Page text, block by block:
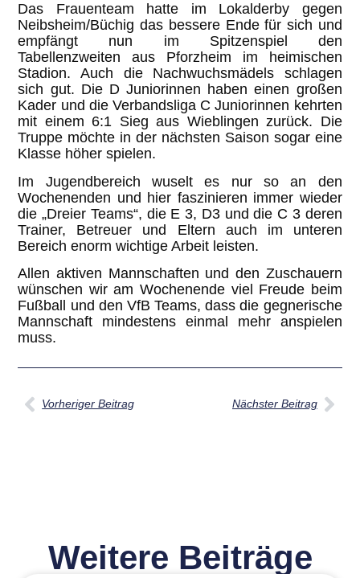
Das Frauenteam hatte im Lokalderby gegen
Neibsheim/Büchig das bessere Ende für sich und
empfängt nun im Spitzenspiel den
Tabellenzweiten aus Pforzheim im heimischen
Stadion. Auch die Nachwuchsmädels schlagen
sich gut. Die D Juniorinnen haben einen großen
Kader und die Verbandsliga C Juniorinnen kehrten
mit einem 6:1 Sieg aus Wieblingen zurück. Die
Truppe möchte in der nächsten Saison sogar eine
Klasse höher spielen.
Im Jugendbereich wuselt es nur so an den
Wochenenden und hier faszinieren immer wieder
die „Dreier Teams“, die E 3, D3 und die C 3 deren
Trainer, Betreuer und Eltern auch im unteren
Bereich enorm wichtige Arbeit leisten.
Allen aktiven Mannschaften und den Zuschauern
wünschen wir am Wochenende viel Freude beim
Fußball und den VfB Teams, dass die gegnerische
Mannschaft mindestens einmal mehr anspielen
muss.
Vorheriger Beitrag Nächster Beitrag
Weitere Beiträge